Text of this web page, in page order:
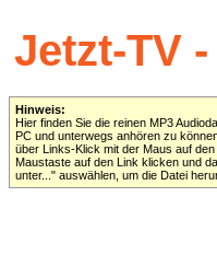
Jetzt-TV -
Hinweis:
Hier finden Sie die reinen MP3
PC und unterwegs anhören zu
über Links-Klick mit der Maus auf
Maustaste auf den Link klicken und
unter..." auswählen, um die Datei